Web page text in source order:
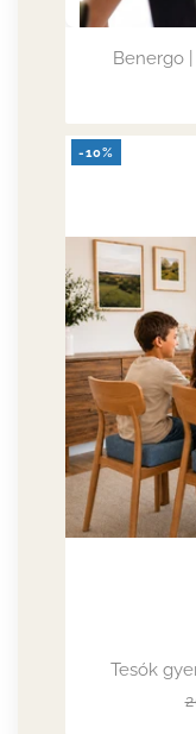
Benergo
-10%
Tesók